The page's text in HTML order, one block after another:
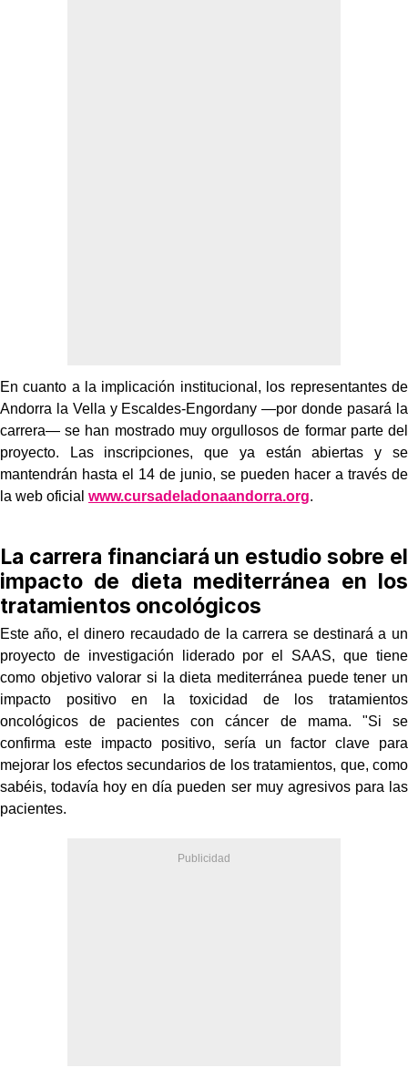
En cuanto a la implicación institucional, los representantes de
Andorra la Vella y Escaldes-Engordany —por donde pasará la
carrera— se han mostrado muy orgullosos de formar parte del
proyecto. Las inscripciones, que ya están abiertas y se
mantendrán hasta el 14 de junio, se pueden hacer a través de
la web oficial www.cursadeladonaandorra.org.
La carrera financiará un estudio sobre el
impacto de dieta mediterránea en los
tratamientos oncológicos
Este año, el dinero recaudado de la carrera se destinará a un
proyecto de investigación liderado por el SAAS, que tiene
como objetivo valorar si la dieta mediterránea puede tener un
impacto positivo en la toxicidad de los tratamientos
oncológicos de pacientes con cáncer de mama. "Si se
confirma este impacto positivo, sería un factor clave para
mejorar los efectos secundarios de los tratamientos, que, como
sabéis, todavía hoy en día pueden ser muy agresivos para las
pacientes.